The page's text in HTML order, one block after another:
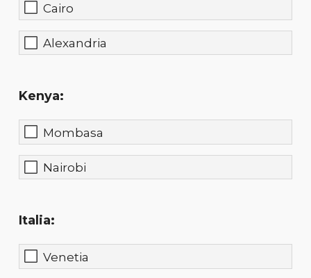
Cairo
Alexandria
Kenya:
Mombasa
Nairobi
Italia:
Venetia